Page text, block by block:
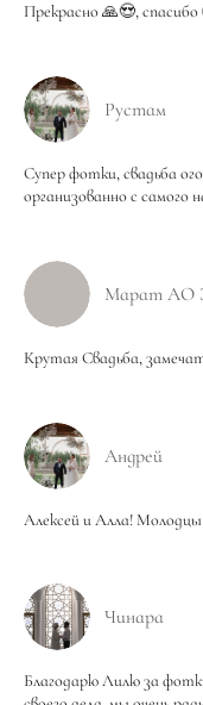
Прекрасно 🙏😍,
Рустам
Супер фотки, свадьба
организованно с самого
Марат АО
Крутая Свадьба,
Андрей
Алексей и Алла!
Чинара
Благодарю Лилю за